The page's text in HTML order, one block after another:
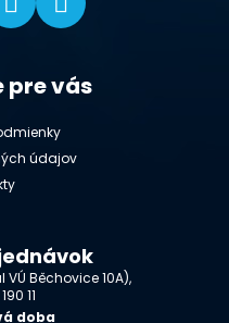
pre vás
údajov
Běchovice 10A),
11
doba